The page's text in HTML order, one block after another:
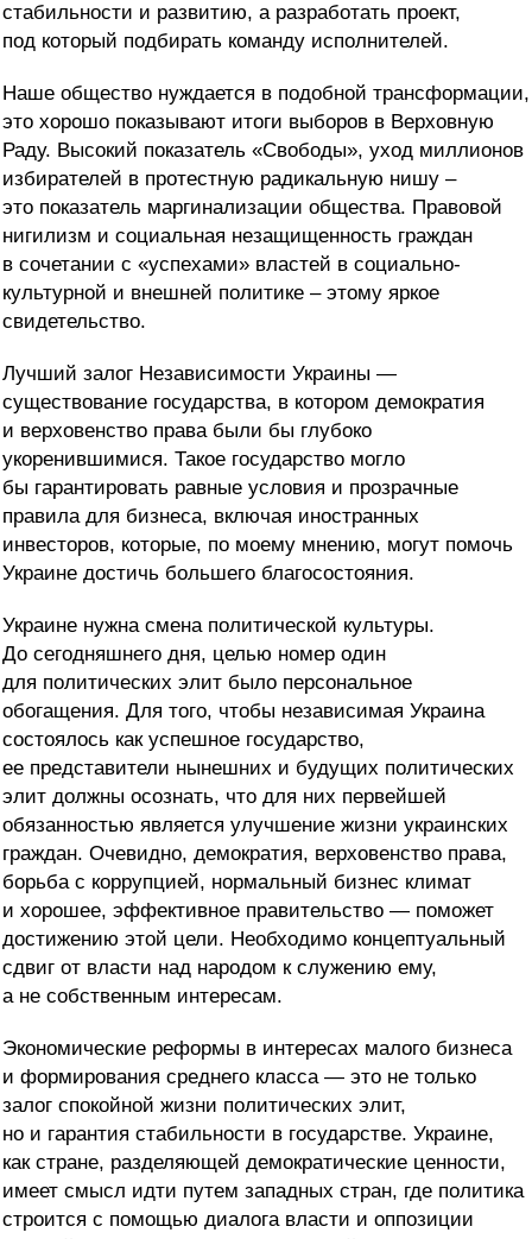
стабильности и развитию, а разработать проект,
под который подбирать команду исполнителей.
Наше общество нуждается в подобной трансформации,
это хорошо показывают итоги выборов в Верховную
Раду. Высокий показатель «Свободы», уход миллионов
избирателей в протестную радикальную нишу –
это показатель маргинализации общества. Правовой
нигилизм и социальная незащищенность граждан
в сочетании с «успехами» властей в социально-
культурной и внешней политике – этому яркое
свидетельство.
Лучший залог Независимости Украины —
существование государства, в котором демократия
и верховенство права были бы глубоко
укоренившимися. Такое государство могло
бы гарантировать равные условия и прозрачные
правила для бизнеса, включая иностранных
инвесторов, которые, по моему мнению, могут помочь
Украине достичь большего благосостояния.
Украине нужна смена политической культуры.
До сегодняшнего дня, целью номер один
для политических элит было персональное
обогащения. Для того, чтобы независимая Украина
состоялось как успешное государство,
ее представители нынешних и будущих политических
элит должны осознать, что для них первейшей
обязанностью является улучшение жизни украинских
граждан. Очевидно, демократия, верховенство права,
борьба с коррупцией, нормальный бизнес климат
и хорошее, эффективное правительство — поможет
достижению этой цели. Необходимо концептуальный
сдвиг от власти над народом к служению ему,
а не собственным интересам.
Экономические реформы в интересах малого бизнеса
и формирования среднего класса — это не только
залог спокойной жизни политических элит,
но и гарантия стабильности в государстве. Украине,
как стране, разделяющей демократические ценности,
имеет смысл идти путем западных стран, где политика
строится с помощью диалога власти и оппозиции